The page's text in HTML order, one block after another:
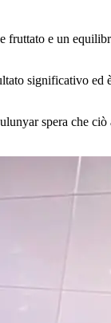
e un
significativo ed
spera che ciò